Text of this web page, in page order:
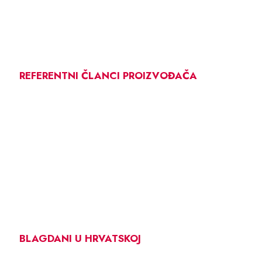
REFERENTNI ČLANCI PROIZVOĐAČA
BLAGDANI U HRVATSKOJ